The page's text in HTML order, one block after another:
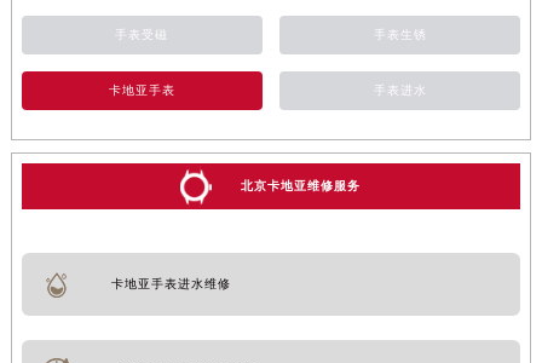
手表受磁 手表生锈
卡地亚手表 手表进水
北京卡地亚维修服务
卡地亚手表进水维修